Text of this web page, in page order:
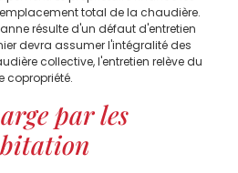
total de la chaudière.
résulte d'un défaut d'entretien
devra assumer l'intégralité des
collective, l'entretien relève du
copropriété.
par les